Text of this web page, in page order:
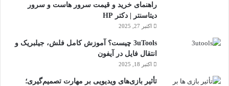
راهنمای خرید و قیمت سرور هاست و سرور
دیتاسنتر | دکتر HP
اکتبر 27, 2025
3uTools چیست؟ آموزش کامل فلش، جیلبریک و
انتقال فایل در آیفون
اکتبر 18, 2025
تأثیر بازی‌های ویدیویی بر مهارت تصمیم‌گیری؛